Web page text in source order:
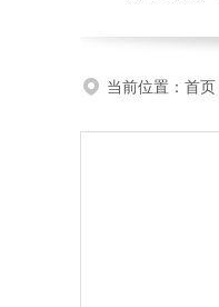
当前位置： 首页